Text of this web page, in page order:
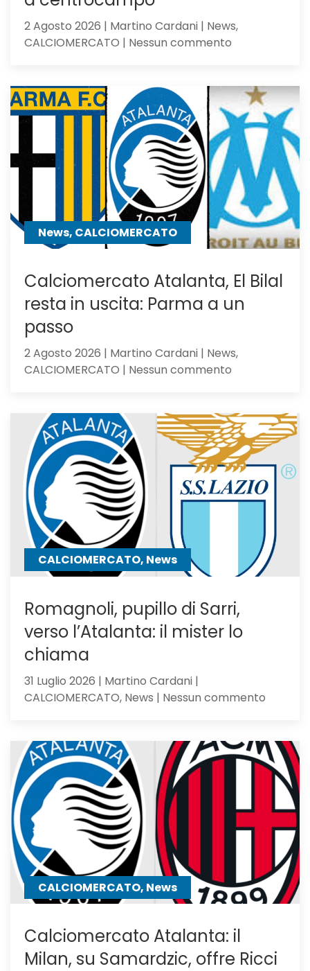
2 Agosto 2026 | Martino Cardani | News,
CALCIOMERCATO | Nessun commento
Asllani
dell’Inter
a
centrocampo
News, CALCIOMERCATO
Calciomercato Atalanta, El Bilal
resta in uscita: Parma a un
passo
2 Agosto 2026 | Martino Cardani | News,
CALCIOMERCATO | Nessun commento
El
Bilal
resta
in
uscita:
Parma
passo
CALCIOMERCATO, News
Romagnoli, pupillo di Sarri,
verso l’Atalanta: il mister lo
chiama
31 Luglio 2026 | Martino Cardani |
CALCIOMERCATO, News | Nessun commento
di
Sarri,
verso
mister
chiama
CALCIOMERCATO, News
Calciomercato Atalanta: il
Milan, su Samardzic, offre Ricci